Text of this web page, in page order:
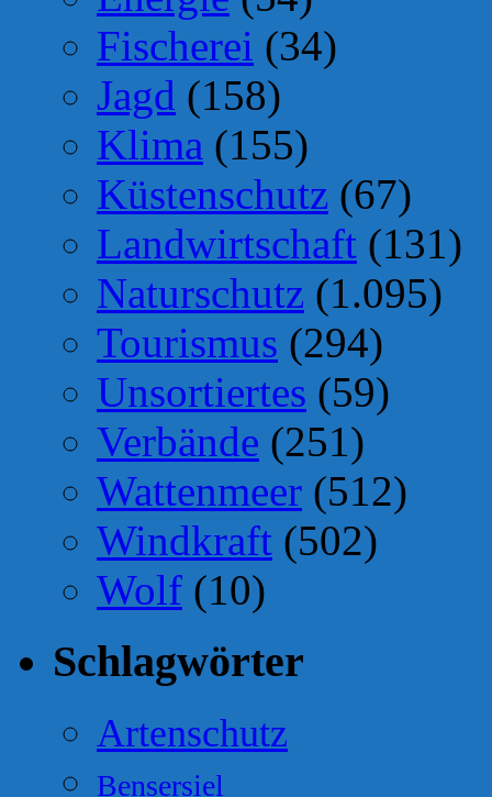
Fischerei (34)
Jagd (158)
Klima (155)
Küstenschutz (67)
Landwirtschaft (131)
Naturschutz (1.095)
Tourismus (294)
Unsortiertes (59)
Verbände (251)
Wattenmeer (512)
Windkraft (502)
Wolf (10)
Schlagwörter
Artenschutz
Bensersiel